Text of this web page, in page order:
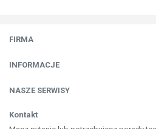
FIRMA
INFORMACJE
NASZE SERWISY
Kontakt